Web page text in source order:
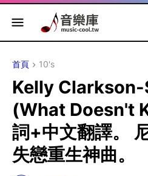
首頁 10's
Kelly
(What Doesn't
詞+中文翻譯。
失戀重生神曲。